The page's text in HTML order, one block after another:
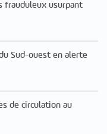
frauduleux usurpant
Sud-ouest en alerte
de circulation au